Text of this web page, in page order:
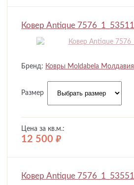
Ковер Antique 7576_1_53511
Бренд: Ковры Moldabela Молдавия
Размер
Цена за кв.м.:
12 500 руб.
Ковер Antique 7576_1_53551